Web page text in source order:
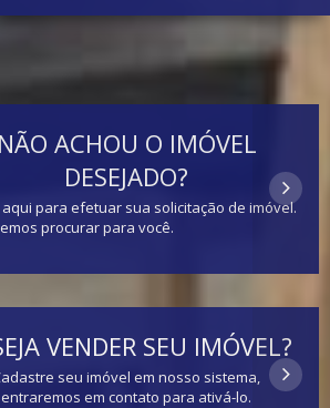
NÃO ACHOU O IMÓVEL
DESEJADO?
aqui para efetuar sua solicitação de imóvel.
procurar para você.
VENDER SEU IMÓVEL?
seu imóvel em nosso sistema,
entraremos em contato para ativá-lo.